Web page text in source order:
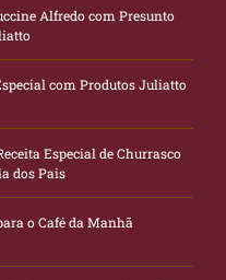
Alfredo com Presunto
com Produtos Juliatto
Especial de Churrasco
dos Pais
o Café da Manhã